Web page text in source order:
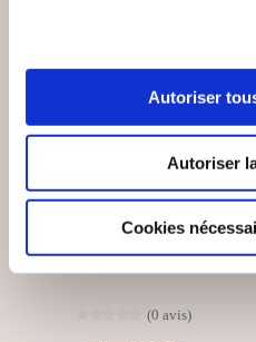
Autoriser
Autoriser
Cookies
(0 avis)